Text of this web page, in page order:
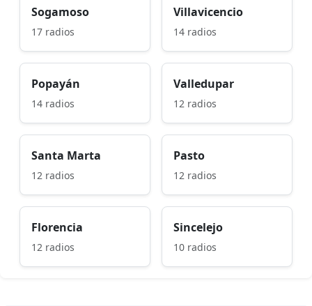
Sogamoso
17 radios
Villavicencio
14 radios
Popayán
14 radios
Valledupar
12 radios
Santa Marta
12 radios
Pasto
12 radios
Florencia
12 radios
Sincelejo
10 radios